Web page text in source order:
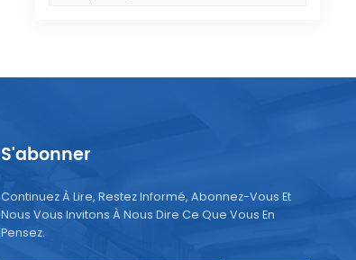
S'abonner
Continuez À Lire, Restez Informé, Abonnez-Vous Et
Nous Vous Invitons À Nous Dire Ce Que Vous En
Pensez.